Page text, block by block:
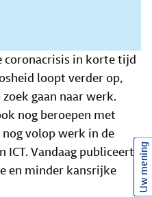
coronacrisis in korte tijd
loopt verder op,
gaan naar werk.
nog beroepen met
nog volop werk in de
ICT. Vandaag publiceert
en minder kansrijke
Uw mening